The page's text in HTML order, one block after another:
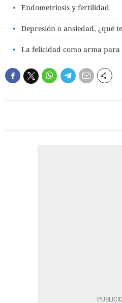
Endometriosis y fertilidad
Depresión o ansiedad, ¿qué
La felicidad como arma